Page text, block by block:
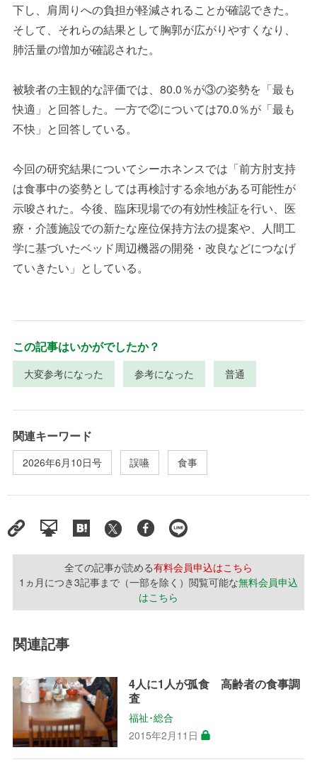
下し、肩周りへの負担が軽減されることが確認できた。
そして、それらの結果として胸郭が広がりやすくなり、
肺活量の増加が確認された。
被験者の主観的な評価では、80.0％が③の姿勢を「最も
快適」と回答した。一方で②については70.0％が「最も
不快」と回答している。
今回の研究結果についてシーホネンスでは「前方肘支持
は食事中の姿勢としては再検討する余地がある可能性が
示唆された。今後、臨床現場での有効性検証を行い、医
療・介護施設での新たな座位保持方法の提案や、人間工
学に基づいたベッド周辺機器の開発・改良などにつなげ
ていきたい」としている。
この記事はいかがでしたか？
大変参考になった 参考になった 普通
関連キーワード
2026年6月10日号 誤嚥 食事
全ての記事が読める有料会員申込はこちら
1ヵ月につき3記事まで（一部を除く）閲覧可能な無料会員申込
はこちら
関連記事
4人に1人が孤食 高齢者の食事調
査
福祉･総合
2015年2月11日